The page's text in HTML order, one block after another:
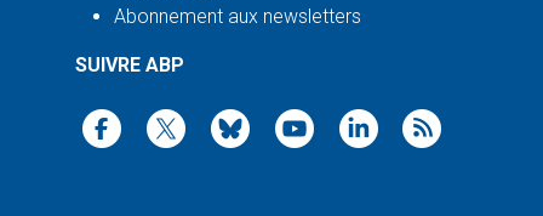
Abonnement aux newsletters
SUIVRE ABP